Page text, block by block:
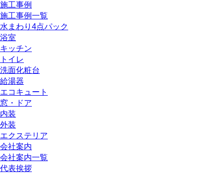
施工事例
施工事例一覧
水まわり4点パック
浴室
キッチン
トイレ
洗面化粧台
給湯器
エコキュート
窓・ドア
内装
外装
エクステリア
会社案内
会社案内一覧
代表挨拶